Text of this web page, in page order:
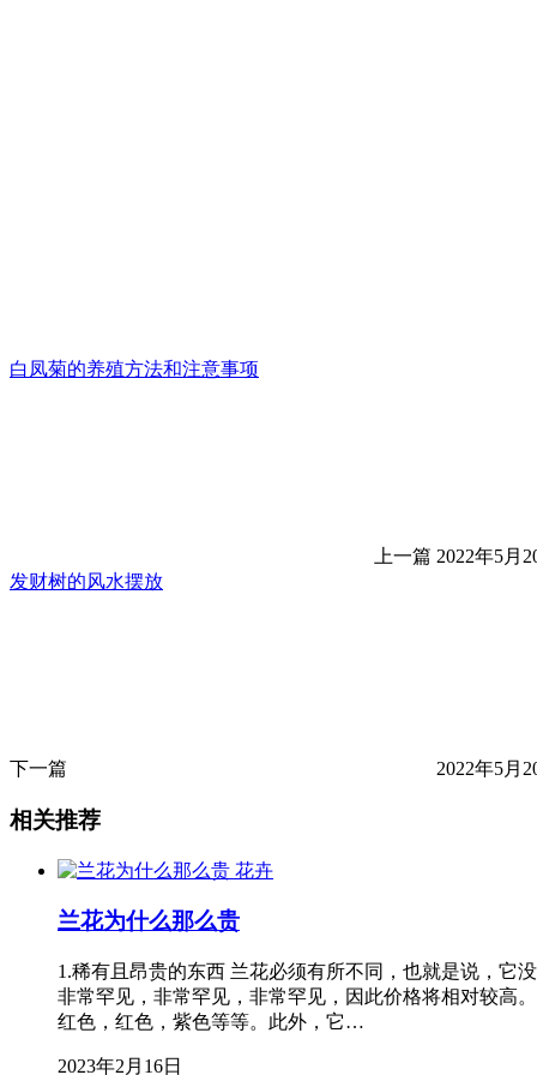
白凤菊的养殖方法和注意事项
上一篇 2022年5月
发财树的风水摆放
下一篇 2022年5月
相关推荐
花卉
兰花为什么那么贵
1.稀有且昂贵的东西 兰花必须有所不同，也就是说，它
非常罕见，非常罕见，非常罕见，因此价格将相对较高
红色，红色，紫色等等。此外，它…
2023年2月16日